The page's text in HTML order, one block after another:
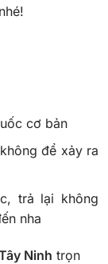
cơ bản
để xảy ra
trả lại không
nha
Ninh trọn